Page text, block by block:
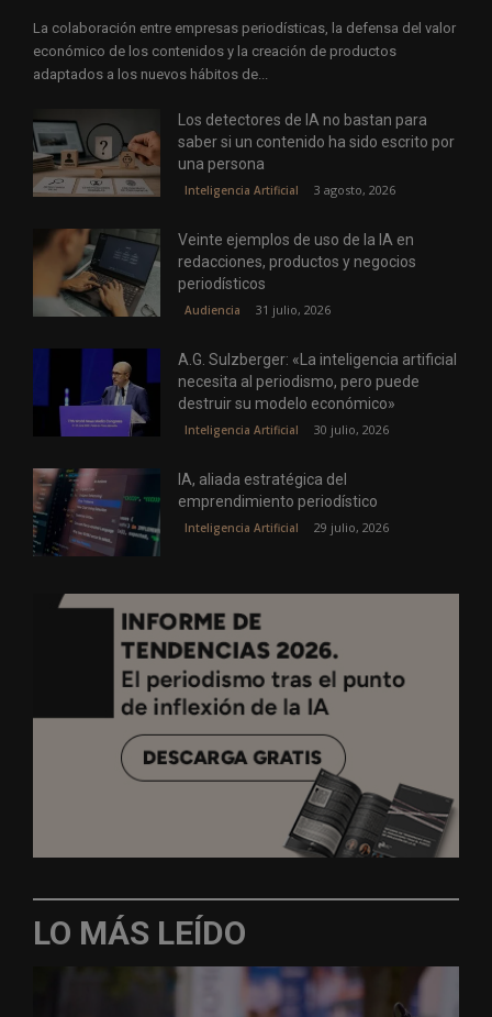
La colaboración entre empresas periodísticas, la defensa del valor
económico de los contenidos y la creación de productos
adaptados a los nuevos hábitos de...
Los detectores de IA no bastan para
saber si un contenido ha sido escrito por
una persona
Inteligencia Artificial 3 agosto, 2026
Veinte ejemplos de uso de la IA en
redacciones, productos y negocios
periodísticos
Audiencia 31 julio, 2026
A.G. Sulzberger: «La inteligencia artificial
necesita al periodismo, pero puede
destruir su modelo económico»
Inteligencia Artificial 30 julio, 2026
IA, aliada estratégica del
emprendimiento periodístico
Inteligencia Artificial 29 julio, 2026
LO MÁS LEÍDO